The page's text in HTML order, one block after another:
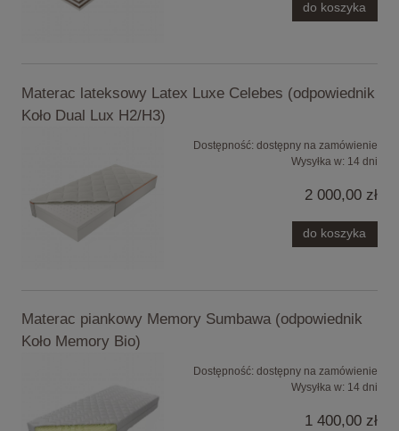
do koszyka
Materac lateksowy Latex Luxe Celebes (odpowiednik
Koło Dual Lux H2/H3)
Dostępność: dostępny na zamówienie
Wysyłka w: 14 dni
2 000,00 zł
do koszyka
Materac piankowy Memory Sumbawa (odpowiednik
Koło Memory Bio)
Dostępność: dostępny na zamówienie
Wysyłka w: 14 dni
1 400,00 zł